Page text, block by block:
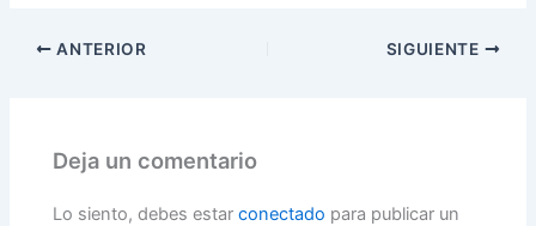
ANTERIOR SIGUIENTE
Deja un comentario
Lo siento, debes estarconectado para publicar un